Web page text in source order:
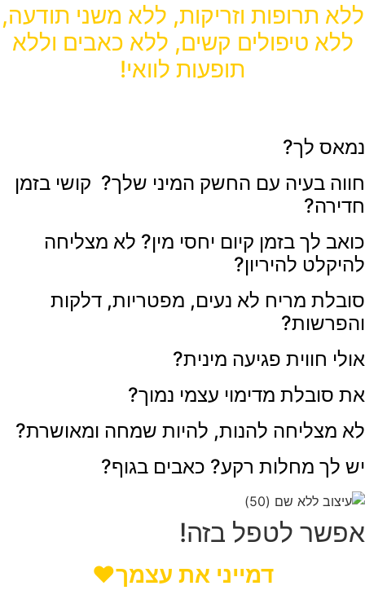
ללא תרופות וזריקות, ללא משני תודעה,
ללא טיפולים קשים, ללא כאבים וללא
תופעות לוואי!
נמאס לך?
חווה בעיה עם החשק המיני שלך? קושי בזמן
חדירה?
כואב לך בזמן קיום יחסי מין? לא מצליחה
להיקלט להיריון?
סובלת מריח לא נעים, מפטריות, דלקות
והפרשות?
אולי חווית פגיעה מינית?
את סובלת מדימוי עצמי נמוך?
לא מצליחה להנות, להיות שמחה ומאושרת?
יש לך מחלות רקע? כאבים בגוף?
אפשר לטפל בזה!
דמייני את עצמך❤️